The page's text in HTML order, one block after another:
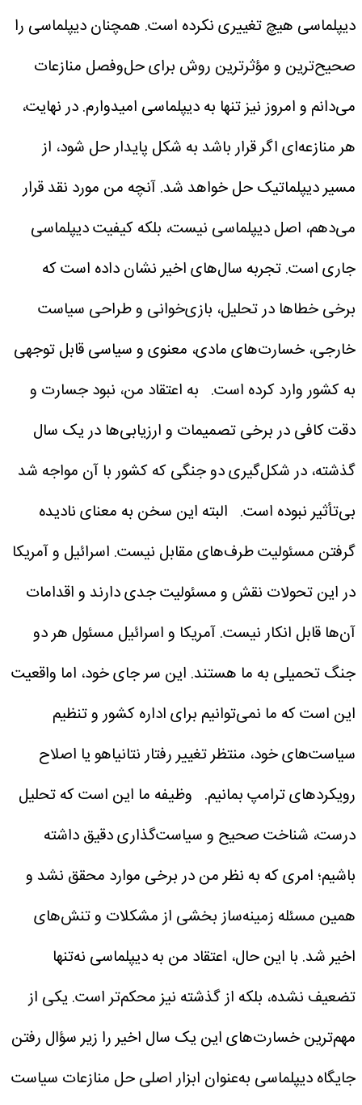
دیپلماسی هیچ تغییری نکرده است. همچنان دیپلماسی را
صحیح‌ترین و مؤثرترین روش برای حل‌وفصل منازعات
می‌دانم و امروز نیز تنها به دیپلماسی امیدوارم. در نهایت،
هر منازعه‌ای اگر قرار باشد به شکل پایدار حل شود، از
مسیر دیپلماتیک حل خواهد شد. آنچه من مورد نقد قرار
می‌دهم، اصل دیپلماسی نیست، بلکه کیفیت دیپلماسی
جاری است. تجربه سال‌های اخیر نشان داده است که
برخی خطاها در تحلیل، بازی‌خوانی و طراحی سیاست
خارجی، خسارت‌های مادی، معنوی و سیاسی قابل توجهی
به کشور وارد کرده است. به اعتقاد من، نبود جسارت و
دقت کافی در برخی تصمیمات و ارزیابی‌ها در یک سال
گذشته، در شکل‌گیری دو جنگی که کشور با آن مواجه شد
بی‌تأثیر نبوده است. البته این سخن به معنای نادیده
گرفتن مسئولیت طرف‌های مقابل نیست. اسرائیل و آمریکا
در این تحولات نقش و مسئولیت جدی دارند و اقدامات
آن‌ها قابل انکار نیست. آمریکا و اسرائیل مسئول هر دو
جنگ تحمیلی به ما هستند. این سر جای خود، اما واقعیت
این است که ما نمی‌توانیم برای اداره کشور و تنظیم
سیاست‌های خود، منتظر تغییر رفتار نتانیاهو یا اصلاح
رویکردهای ترامپ بمانیم. وظیفه ما این است که تحلیل
درست، شناخت صحیح و سیاست‌گذاری دقیق داشته
باشیم؛ امری که به نظر من در برخی موارد محقق نشد و
همین مسئله زمینه‌ساز بخشی از مشکلات و تنش‌های
اخیر شد. با این حال، اعتقاد من به دیپلماسی نه‌تنها
تضعیف نشده، بلکه از گذشته نیز محکم‌تر است. یکی از
مهم‌ترین خسارت‌های این یک سال اخیر را زیر سؤال رفتن
جایگاه دیپلماسی به‌عنوان ابزار اصلی حل منازعات سیاست